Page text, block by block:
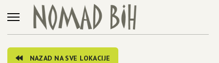
NAZAD NA SVE LOKACIJE